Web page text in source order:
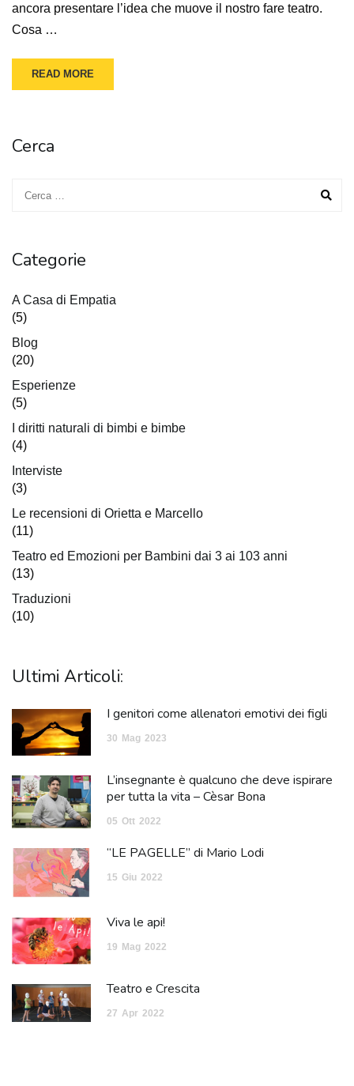
ancora presentare l’idea che muove il nostro fare teatro.
Cosa …
READ MORE
Cerca
Categorie
A Casa di Empatia
(5)
Blog
(20)
Esperienze
(5)
I diritti naturali di bimbi e bimbe
(4)
Interviste
(3)
Le recensioni di Orietta e Marcello
(11)
Teatro ed Emozioni per Bambini dai 3 ai 103 anni
(13)
Traduzioni
(10)
Ultimi Articoli:
I genitori come allenatori emotivi dei figli
30 Mag 2023
L’insegnante è qualcuno che deve ispirare
per tutta la vita – Cèsar Bona
05 Ott 2022
“LE PAGELLE” di Mario Lodi
15 Giu 2022
Viva le api!
19 Mag 2022
Teatro e Crescita
27 Apr 2022